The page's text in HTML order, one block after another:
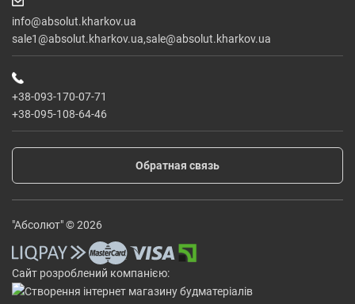
info@absolut.kharkov.ua
sale1@absolut.kharkov.ua,sale@absolut.kharkov.ua
+38-093-170-07-71
+38-095-108-64-46
Обратная связь
Сайт розроблений компанією:
"Абсолют" © 2026